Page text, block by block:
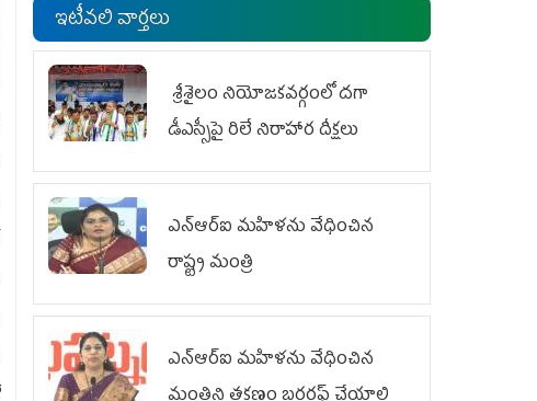
ఇటీవలి వార్తలు
శ్రీశైలం నియోజకవర్గంలో దగా
డీఎస్సీపై రిలే నిరాహార దీక్షలు
ఎన్‌ఆర్‌ఐ మహిళను వేధించిన
రాష్ట్ర మంత్రి
ఎన్ఆర్ఐ మహిళను వేధించిన